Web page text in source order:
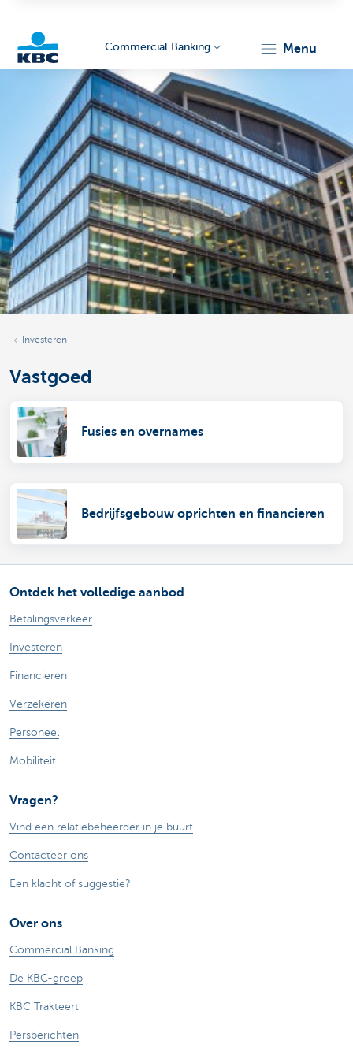
Corporate
Commercial Banking menu
Investeren
Vastgoed
Fusies en overnames
Bedrijfsgebouw oprichten en financieren
Ontdek het volledige aanbod
Betalingsverkeer
Investeren
Financieren
Verzekeren
Personeel
Mobiliteit
Vragen?
Vind een relatiebeheerder in je buurt
Contacteer ons
Een klacht of suggestie?
Over ons
Commercial Banking
De KBC-groep
KBC Trakteert
Persberichten